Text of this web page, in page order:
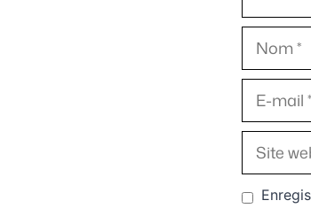
Nom
E-
mail
Site
web